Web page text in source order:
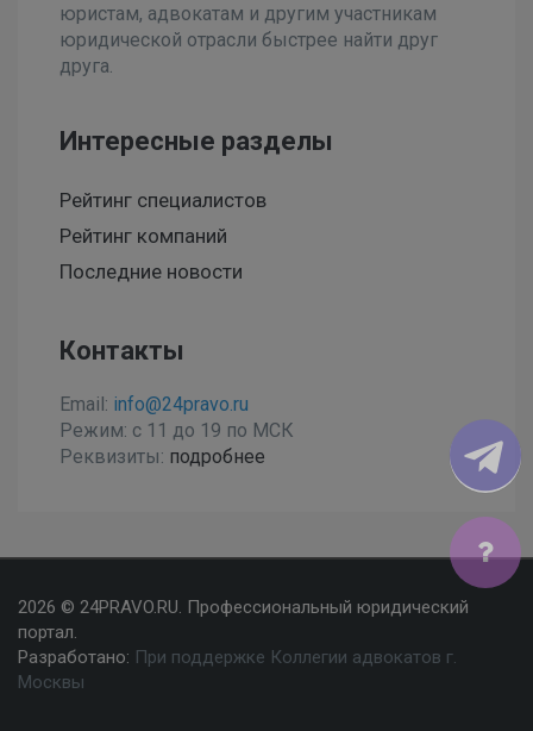
юристам, адвокатам и другим участникам
юридической отрасли быстрее найти друг
друга.
Интересные разделы
Рейтинг специалистов
Рейтинг компаний
Последние новости
Контакты
Email: info@24pravo.ru
Режим: с 11 до 19 по МСК
Реквизиты: подробнее
2026 © 24PRAVO.RU. Профессиональный юридический
портал.
Разработано: При поддержке Коллегии адвокатов г.
Москвы
Мы используем файлы cookies, чтобы улучшить сайт
для Вас